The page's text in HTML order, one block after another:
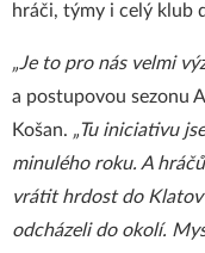
hráči, týmy i celý klub
„Je to pro nás velmi
a postupovou sezonu
Košan. „Tu iniciativu
minulého roku. A
vrátit hrdost do Klatov
odcházeli do okolí.